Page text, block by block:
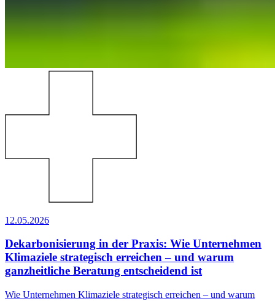
12.05.2026
Dekarbonisierung in der Praxis: Wie Unternehmen
Klimaziele strategisch erreichen – und warum
ganzheitliche Beratung entscheidend ist
Wie Unternehmen Klimaziele strategisch erreichen – und warum